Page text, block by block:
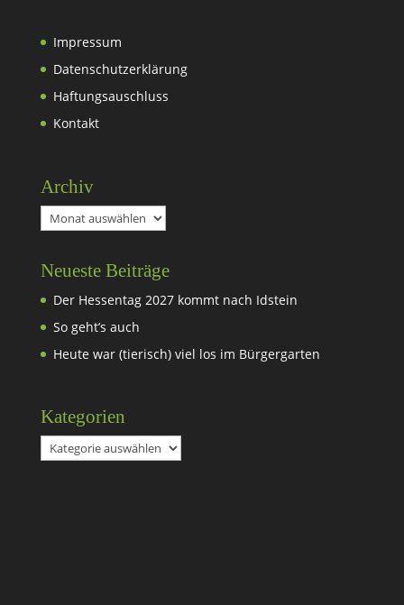
Impressum
Datenschutzerklärung
Haftungsauschluss
Kontakt
Archiv
Archiv
Neueste Beiträge
Der Hessentag 2027 kommt nach Idstein
So geht’s auch
Heute war (tierisch) viel los im Bürgergarten
Kategorien
Kategorien